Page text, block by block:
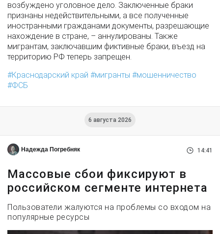
возбуждено уголовное дело. Заключенные браки
признаны недействительными, а все полученные
иностранными гражданами документы, разрешающие
нахождение в стране, – аннулированы. Также
мигрантам, заключавшим фиктивные браки, въезд на
территорию РФ теперь запрещен.
Краснодарский край
мигранты
мошенничество
ФСБ
6 августа 2026
Надежда Погребняк 14:41
Массовые сбои фиксируют в
российском сегменте интернета
Пользователи жалуются на проблемы со входом на
популярные ресурсы